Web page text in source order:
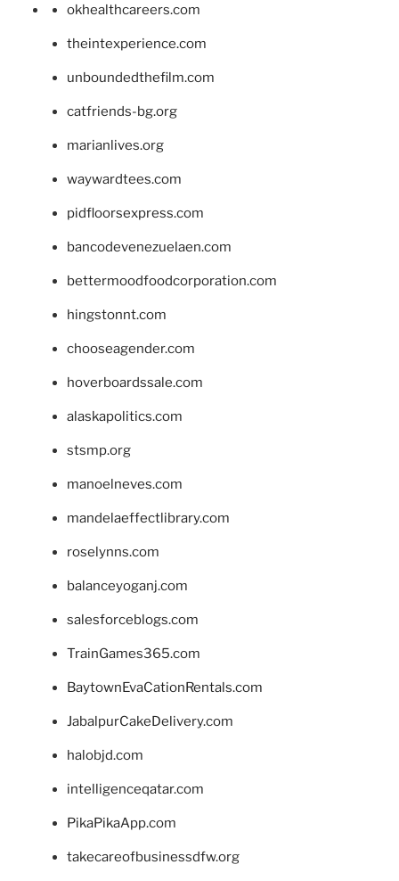
okhealthcareers.com
theintexperience.com
unboundedthefilm.com
catfriends-bg.org
marianlives.org
waywardtees.com
pidfloorsexpress.com
bancodevenezuelaen.com
bettermoodfoodcorporation.com
hingstonnt.com
chooseagender.com
hoverboardssale.com
alaskapolitics.com
stsmp.org
manoelneves.com
mandelaeffectlibrary.com
roselynns.com
balanceyoganj.com
salesforceblogs.com
TrainGames365.com
BaytownEvaCationRentals.com
JabalpurCakeDelivery.com
halobjd.com
intelligenceqatar.com
PikaPikaApp.com
takecareofbusinessdfw.org